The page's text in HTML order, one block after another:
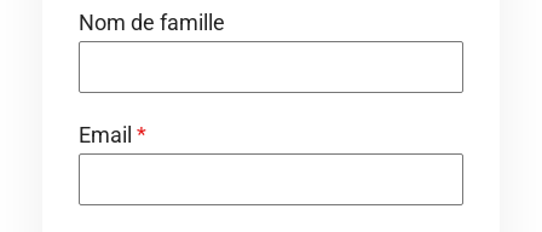
Nom de famille
Email *